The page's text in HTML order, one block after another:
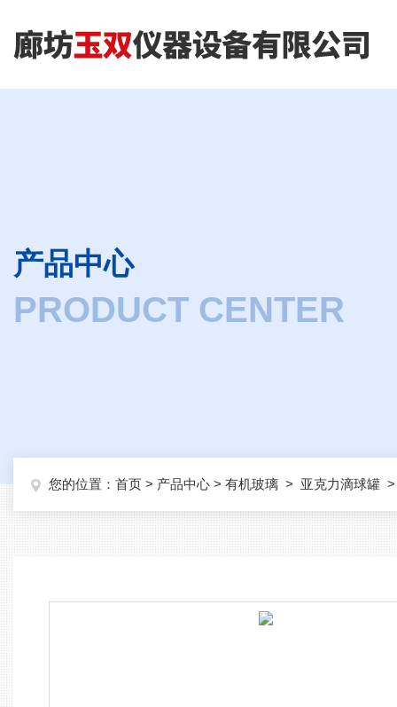
产品中心
PRODUCT CENTER
您的位置： 首页 > 产品中心 > 有机玻璃 > 亚克力滴球罐